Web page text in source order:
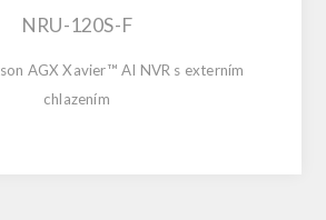
NRU-120S-F
AGX Xavier™ AI NVR s externím
chlazením